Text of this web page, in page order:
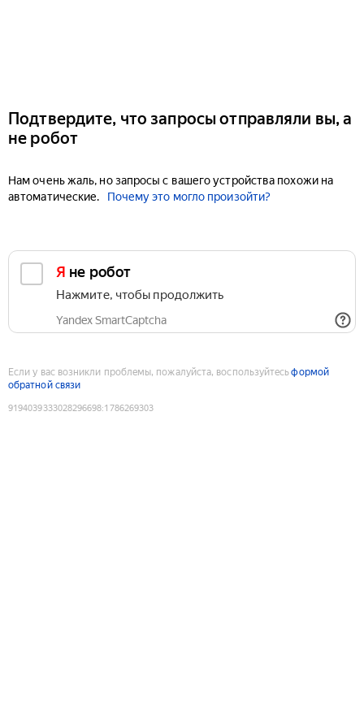
Подтвердите, что запросы отправляли вы, а
не робот
Нам очень жаль, но запросы с вашего устройства похожи на
автоматические.
Почему это могло произойти?
Я не робот
Нажмите, чтобы продолжить
Yandex SmartCaptcha
Если у вас возникли проблемы, пожалуйста, воспользуйтесьформой
обратной связи
9194039333028296698:1786269303